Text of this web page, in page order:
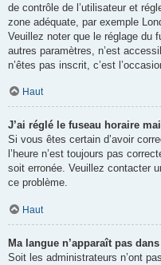
de contrôle de l’utilisateur et
zone adéquate, par exemple
Veuillez noter que le réglage du
autres paramètres, n’est
n’êtes pas inscrit, c’est
Haut
J’ai réglé le fuseau horaire
Si vous êtes certain d’avoir
l’heure n’est toujours pas
soit erronée. Veuillez contacter
ce problème.
Haut
Ma langue n’apparaît pas
Soit les administrateurs n’ont